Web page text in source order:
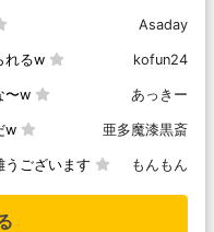
Asaday
れるw kofun24
〜w あっきー
w 亜多魔漆黒斎
うございます もんもん